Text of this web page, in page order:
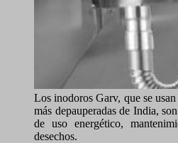
Los inodoros Garv, que se
más depauperadas de India,
de uso energético,
desechos.